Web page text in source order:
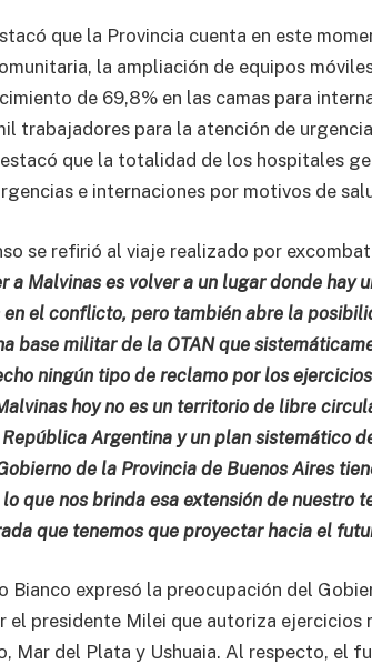
que la Provincia cuenta en este
la ampliación de equipos
de 69,8% en las camas para
trabajadores para la atención de
que la totalidad de los hospitales
e internaciones por motivos de
se refirió al viaje realizado por
a Malvinas es volver a un lugar donde hay
el conflicto, pero también abre la
base militar de la OTAN que
ningún tipo de reclamo por los
hoy no es un territorio de libre
Argentina y un plan sistemático
de la Provincia de Buenos Aires
que nos brinda esa extensión de nuestro
que tenemos que proyectar hacia el
Bianco expresó la preocupación del
el presidente Milei que autoriza
Mar del Plata y Ushuaia. Al respecto, el